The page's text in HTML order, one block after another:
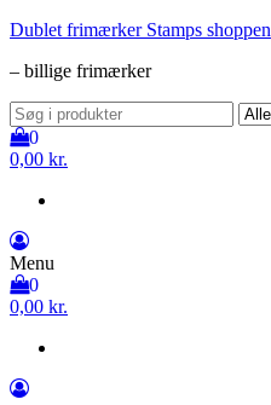
Videre
indhold
Dublet frimærker Stamps shoppen
– billige frimærker
0
0,00 kr.
Menu
0
0,00 kr.